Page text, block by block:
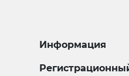
Информация